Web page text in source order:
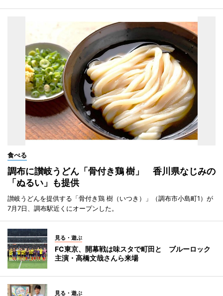
食べる
調布に讃岐うどん「骨付き鶏 樹」 香川県なじみの
「ぬるい」も提供
讃岐うどんを提供する「骨付き鶏 樹（いつき）」（調布市小島町1）が
7月7日、調布駅近くにオープンした。
見る・遊ぶ
FC東京、開幕戦は味スタで町田と ブルーロック
主演・高橋文哉さんら来場
見る・遊ぶ